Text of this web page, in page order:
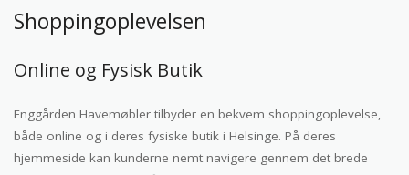
Shoppingoplevelsen
Online og Fysisk Butik
Enggården Havemøbler tilbyder en bekvem shoppingoplevelse,
både online og i deres fysiske butik i Helsinge. På deres
hjemmeside kan kunderne nemt navigere gennem det brede